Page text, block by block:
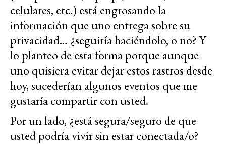
celulares, etc.) está engrosando la
información que uno entrega sobre su
privacidad… ¿seguiría haciéndolo, o no? Y
lo planteo de esta forma porque aunque
uno quisiera evitar dejar estos rastros desde
hoy, sucederían algunos eventos que me
gustaría compartir con usted.
Por un lado, ¿está segura/seguro de que
usted podría vivir sin estar conectada/o?